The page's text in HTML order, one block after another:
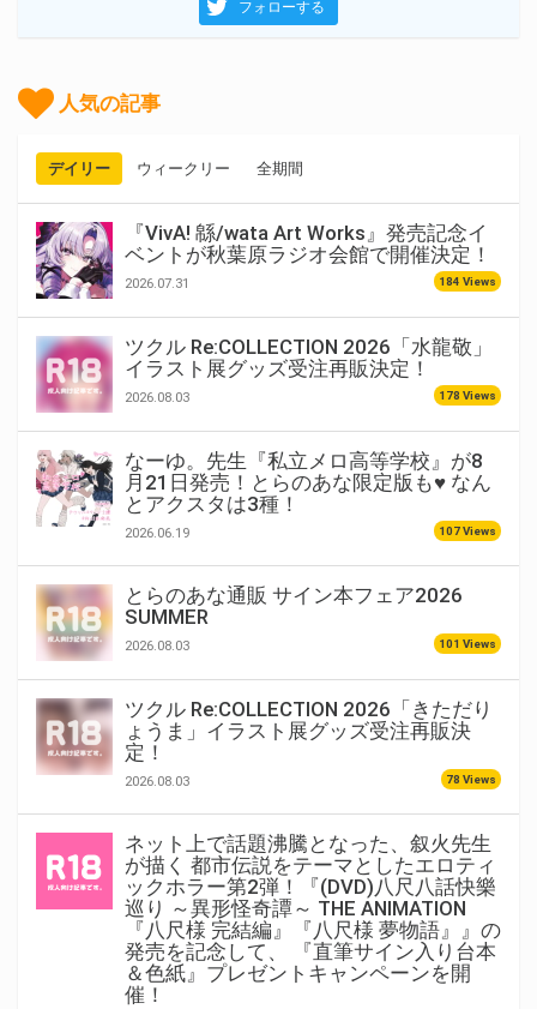
フォローする
人気の記事
デイリー ウィークリー 全期間
『VivA! 緜/wata Art Works』発売記念イ
ベントが秋葉原ラジオ会館で開催決定！
2026.07.31 184 Views
ツクル Re:COLLECTION 2026「水龍敬」
イラスト展グッズ受注再販決定！
2026.08.03 178 Views
なーゆ。先生『私立メロ高等学校』が8
月21日発売！とらのあな限定版も♥ なん
とアクスタは3種！
2026.06.19 107 Views
とらのあな通販 サイン本フェア2026
SUMMER
2026.08.03 101 Views
ツクル Re:COLLECTION 2026「きただり
ょうま」イラスト展グッズ受注再販決
定！
2026.08.03 78 Views
ネット上で話題沸騰となった、叙火先生
が描く 都市伝説をテーマとしたエロティ
ックホラー第2弾！『(DVD)八尺八話快樂
巡り ～異形怪奇譚～ THE ANIMATION
『八尺様 完結編』『八尺様 夢物語』』の
発売を記念して、 『直筆サイン入り台本
＆色紙』プレゼントキャンペーンを開
催！